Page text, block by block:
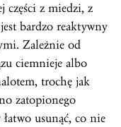
części z miedzi, z
bardzo reaktywny
Zależnie od
ciemnieje albo
trochę jak
zatopionego
usunąć, co nie